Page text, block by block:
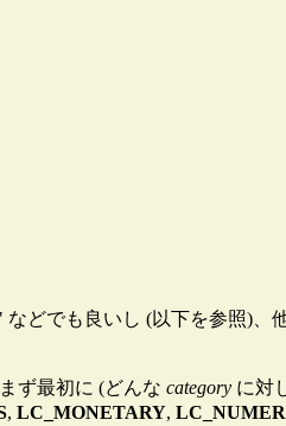
どでも良いし (以下を参照)、
ず最初に (どんなcategory に対
,LC_MONETARY,